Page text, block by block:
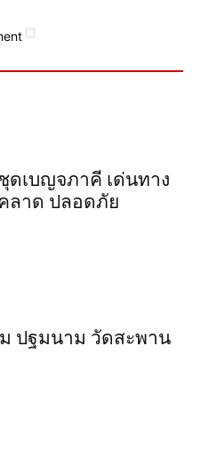
ดเบญจ​ภาคี​ เด่นทาง
ลาด​ ปลอดภัย​
ปฐม​นาม​ วัดสะพาน